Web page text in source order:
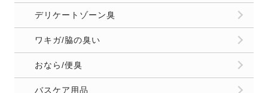
デリケートゾーン臭
ワキガ/脇の臭い
おなら/便臭
バスケア用品